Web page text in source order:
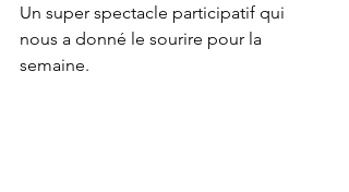
Un super spectacle participatif qui
nous a donné le sourire pour la
semaine.